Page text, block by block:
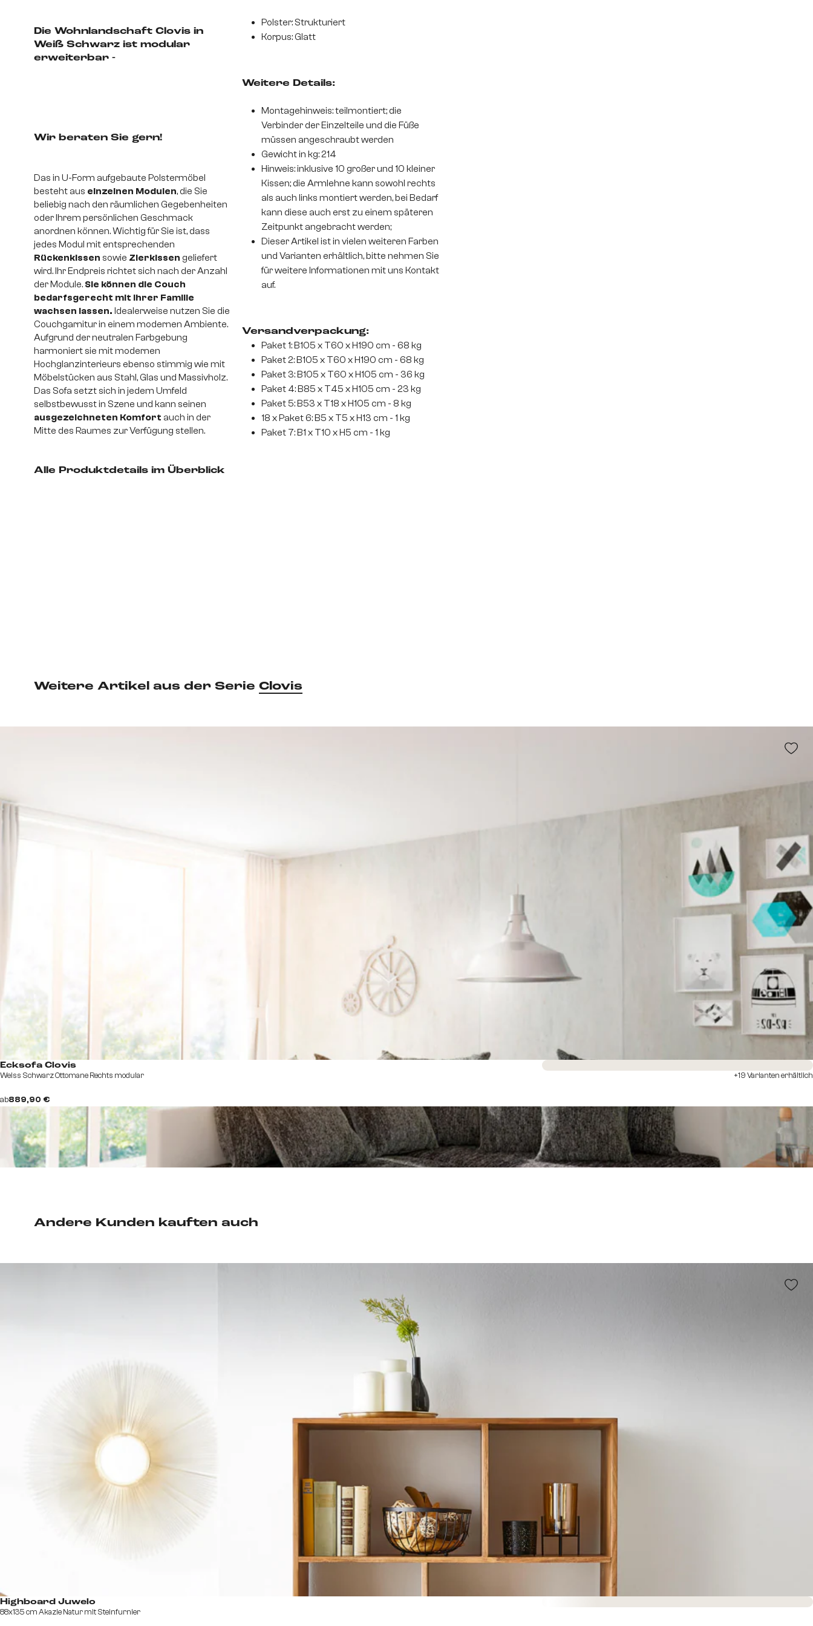
Die Wohnlandschaft Clovis in
Weiß Schwarz ist modular
erweiterbar -
Wir beraten Sie gern!
Das in U-Form aufgebaute Polstermöbel
besteht aus einzelnen Modulen, die Sie
beliebig nach den räumlichen Gegebenheiten
oder Ihrem persönlichen Geschmack
anordnen können. Wichtig für Sie ist, dass
jedes Modul mit entsprechenden
Rückenkissen sowie Zierkissen geliefert
wird. Ihr Endpreis richtet sich nach der Anzahl
der Module. Sie können die Couch
bedarfsgerecht mit Ihrer Familie
wachsen lassen. Idealerweise nutzen Sie die
Couchgarnitur in einem modernen Ambiente.
Aufgrund der neutralen Farbgebung
harmoniert sie mit modernen
Hochglanzinterieurs ebenso stimmig wie mit
Möbelstücken aus Stahl, Glas und Massivholz.
Das Sofa setzt sich in jedem Umfeld
selbstbewusst in Szene und kann seinen
ausgezeichneten Komfort auch in der
Mitte des Raumes zur Verfügung stellen.
Alle Produktdetails im Überblick
Polster: Strukturiert
Korpus: Glatt
Weitere Details:
Montagehinweis: teilmontiert; die
Verbinder der Einzelteile und die Füße
müssen angeschraubt werden
Gewicht in kg: 214
Hinweis: inklusive 10 großer und 10 kleiner
Kissen; die Armlehne kann sowohl rechts
als auch links montiert werden, bei Bedarf
kann diese auch erst zu einem späteren
Zeitpunkt angebracht werden;
Dieser Artikel ist in vielen weiteren Farben
und Varianten erhältlich, bitte nehmen Sie
für weitere Informationen mit uns Kontakt
auf.
Versandverpackung:
Paket 1: B105 x T60 x H190 cm - 68 kg
Paket 2: B105 x T60 x H190 cm - 68 kg
Paket 3: B105 x T60 x H105 cm - 36 kg
Paket 4: B85 x T45 x H105 cm - 23 kg
Paket 5: B53 x T18 x H105 cm - 8 kg
18 x Paket 6: B5 x T5 x H13 cm - 1 kg
Paket 7: B1 x T10 x H5 cm - 1 kg
Andere Kunden kauften auch
Highboard Juwelo
88x135 cm Akazie Natur mit Steinfurnier
Sofort versandfertig
Weitere Artikel aus der Serie Clovis
Ecksofa Clovis
Weiss Schwarz Ottomane Rechts modular
ab889,90 €
Sofort versandfertig
+19 Varianten erhältlich